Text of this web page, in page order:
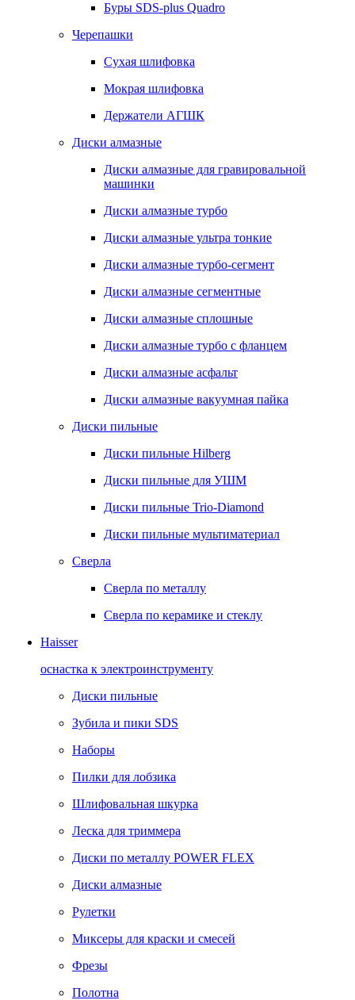
Буры SDS-plus Quadro
Черепашки
Сухая шлифовка
Мокрая шлифовка
Держатели АГШК
Диски алмазные
Диски алмазные для гравировальной
машинки
Диски алмазные турбо
Диски алмазные ультра тонкие
Диски алмазные турбо-сегмент
Диски алмазные сегментные
Диски алмазные сплошные
Диски алмазные турбо с фланцем
Диски алмазные асфальт
Диски алмазные вакуумная пайка
Диски пильные
Диски пильные Hilberg
Диски пильные для УШМ
Диски пильные Trio-Diamond
Диски пильные мультиматериал
Сверла
Сверла по металлу
Сверла по керамике и стеклу
Haisser
оснастка к электроинструменту
Диски пильные
Зубила и пики SDS
Наборы
Пилки для лобзика
Шлифовальная шкурка
Леска для триммера
Диски по металлу POWER FLEX
Диски алмазные
Рулетки
Миксеры для краски и смесей
Фрезы
Полотна